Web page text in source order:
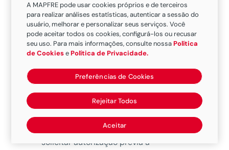
Não. O segurado deve conservar os
vestígios e bens remanescentes do
sinistro até que a Seguradora termine
a apuração dos danos. Caso contrário
indenizar o prejuízo reclamado.
Havendo necessidade imediata de
reparação ou substituição dos bens
atingidos pelo sinistro, deve-se
solicitar autorização prévia à
A MAPFRE pode usar cookies próprios e de terceiros
para realizar análises estatísticas, autenticar a sessão do
usuário, melhorar e personalizar seus serviços. Você
pode aceitar todos os cookies, configurá-los ou recusar
seu uso. Para mais informações, consulte nossaPolítica
de CookiesePolítica de Privacidade.
Preferências de Cookies
Rejeitar Todos
Aceitar